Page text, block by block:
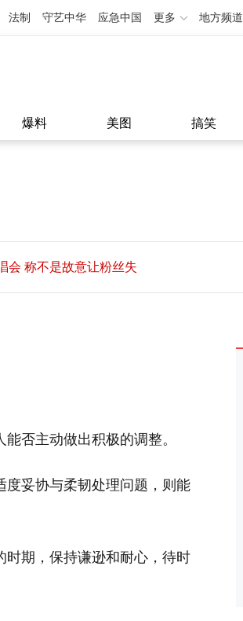
法制 守艺中华 应急中国 更多 地方频道
爆料 美图 搞笑
会 称不是故意让粉丝失
否主动做出积极的调整。
度妥协与柔韧处理问题，则能
时期，保持谦逊和耐心，待时